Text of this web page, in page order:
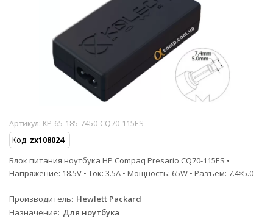
Артикул: KP-65-185-7450-CQ70-115ES
Код: zx108024
Блок питания ноутбука HP Compaq Presario CQ70-115ES •
Напряжение: 18.5V • Ток: 3.5A • Мощность: 65W • Разъем: 7.4×5.0
Производитель Hewlett Packard
Назначение Для ноутбука